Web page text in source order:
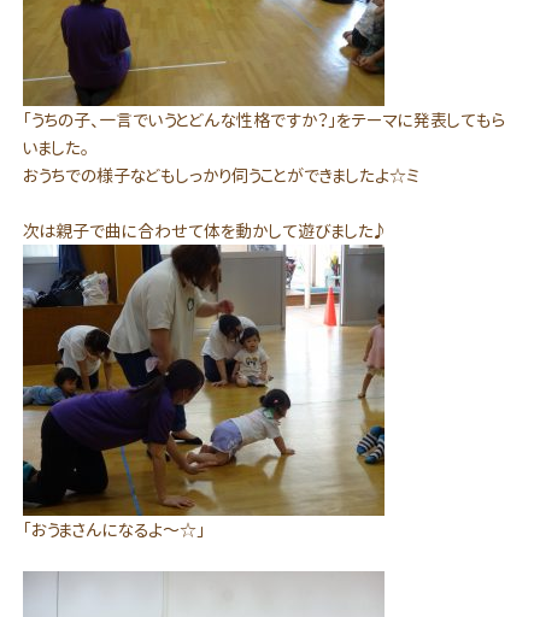
「うちの子、一言でいうとどんな性格ですか？」をテーマに発表してもら
いました。
おうちでの様子などもしっかり伺うことができましたよ☆ミ
次は親子で曲に合わせて体を動かして遊びました♪
「おうまさんになるよ～☆」